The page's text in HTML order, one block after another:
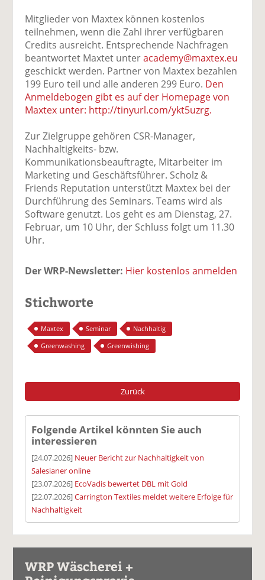
Mitglieder von Maxtex können kostenlos
teilnehmen, wenn die Zahl ihrer verfügbaren
Credits ausreicht. Entsprechende Nachfragen
beantwortet Maxtet unteracademy@maxtex.eu
geschickt werden. Partner von Maxtex bezahlen
199 Euro teil und alle anderen 299 Euro. Den
Anmeldebogen gibt es auf der Homepage von
Maxtex unter: http://tinyurl.com/ykt5uzrg.
Zur Zielgruppe gehören CSR-Manager,
Nachhaltigkeits- bzw.
Kommunikationsbeauftragte, Mitarbeiter im
Marketing und Geschäftsführer. Scholz &
Friends Reputation unterstützt Maxtex bei der
Durchführung des Seminars. Teams wird als
Software genutzt. Los geht es am Dienstag, 27.
Februar, um 10 Uhr, der Schluss folgt um 11.30
Uhr.
Der WRP-Newsletter: Hier kostenlos anmelden
Stichworte
Maxtex Seminar
Nachhaltig
Greenwashing
Greenwishing
Zurück
Folgende Artikel könnten Sie auch
interessieren
[24.07.2026] Neuer Bericht zur Nachhaltigkeit von
Salesianer online
[23.07.2026] EcoVadis bewertet DBL mit Gold
[22.07.2026]Carrington Textiles meldet weitere Erfolge für
Nachhaltigkeit
WRP Wäscherei +